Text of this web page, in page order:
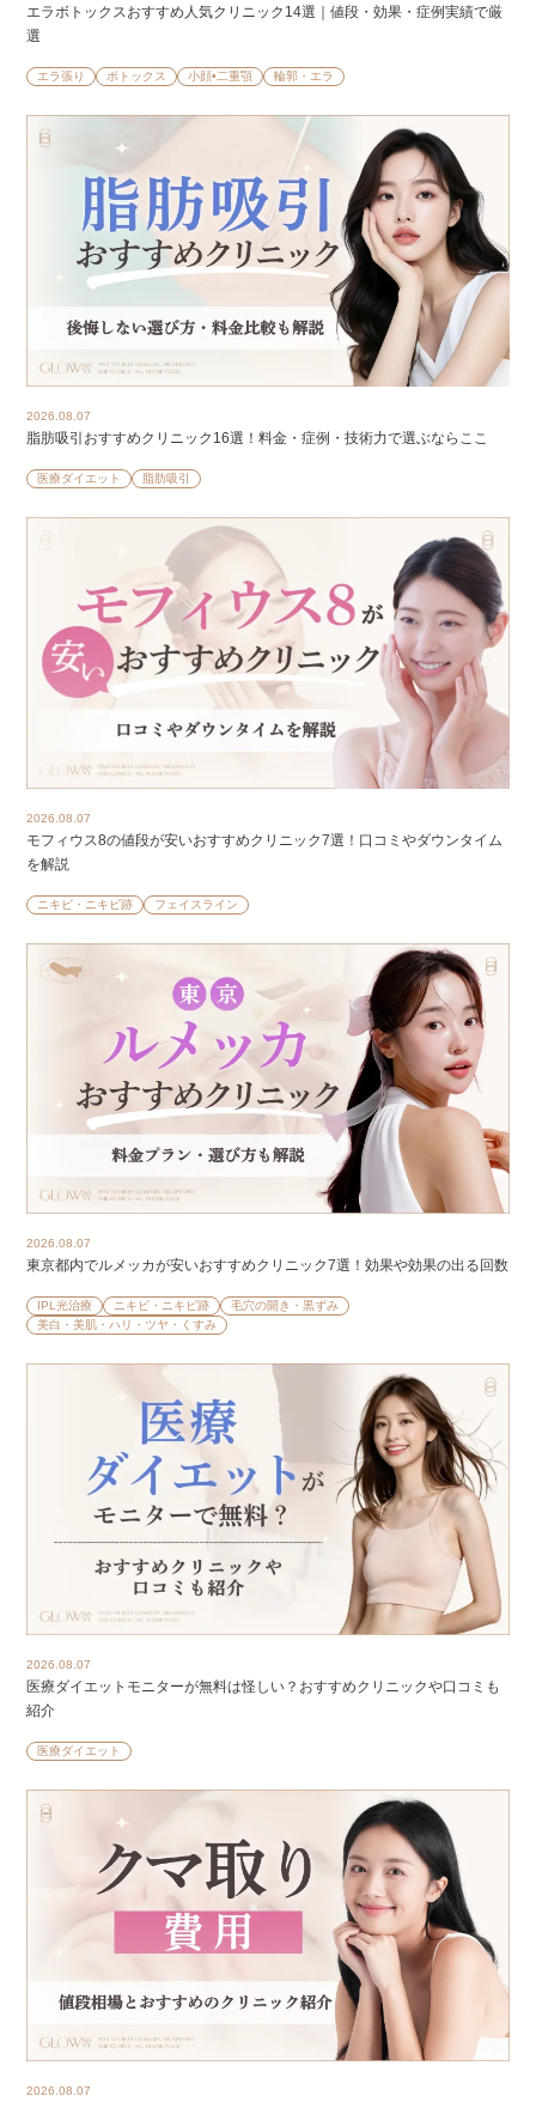
エラボトックスおすすめ人気クリニック14選｜値段・効果・症例実績で厳
選
エラ張り ボトックス 小顔•二重顎 輪郭・エラ
2026.08.07
脂肪吸引おすすめクリニック16選！料金・症例・技術力で選ぶならここ
医療ダイエット 脂肪吸引
2026.08.07
モフィウス8の値段が安いおすすめクリニック7選！口コミやダウンタイム
を解説
ニキビ・ニキビ跡 フェイスライン
2026.08.07
東京都内でルメッカが安いおすすめクリニック7選！効果や効果の出る回数
IPL光治療 ニキビ・ニキビ跡
毛穴の開き・黒ずみ
美白・美肌・ハリ・ツヤ・くすみ
2026.08.07
医療ダイエットモニターが無料は怪しい？おすすめクリニックや口コミも
紹介
医療ダイエット
2026.08.07